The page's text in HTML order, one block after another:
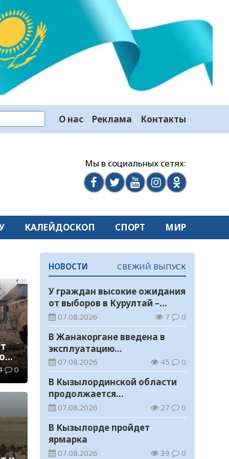
О нас Реклама Контакты
Мы в социальных сетях:
КАЛЕЙДОСКОП СПОРТ МИР
0
НОВОСТИ СВЕЖИЙ ВЫПУСК
У граждан высокие ожидания
от выборов в Курултай –
опрос общественного мнения
07.08.2026 7 0
В Жанакоргане введена в
эксплуатацию
водораспределительная
станция
07.08.2026 45 0
В Кызылординской области
продолжается
экологическая акция «Таза
Қазақстан»
07.08.2026 27 0
В Кызылорде пройдет
ярмарка
07.08.2026 39 0